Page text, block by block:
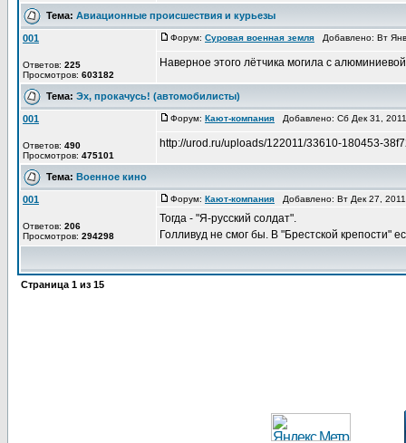
Тема: Авиационные происшествия и курьезы
001
Ответов: 225
Просмотров: 603182
Форум: Суровая военная земля Добавлено: Вт
Наверное этого лётчика могила с
Тема: Эх, прокачусь! (автомобилисты)
001
Ответов: 490
Просмотров: 475101
Форум: Кают-компания Добавлено: Сб Дек 31,
http://urod.ru/uploads/122011/33610-180453-
Тема: Военное кино
001
Ответов: 206
Просмотров: 294298
Форум: Кают-компания Добавлено: Вт Дек 27,
Тогда - "Я-русский солдат".
Голливуд не смог бы. В "Брестской крепости"
Страница 1 из 15